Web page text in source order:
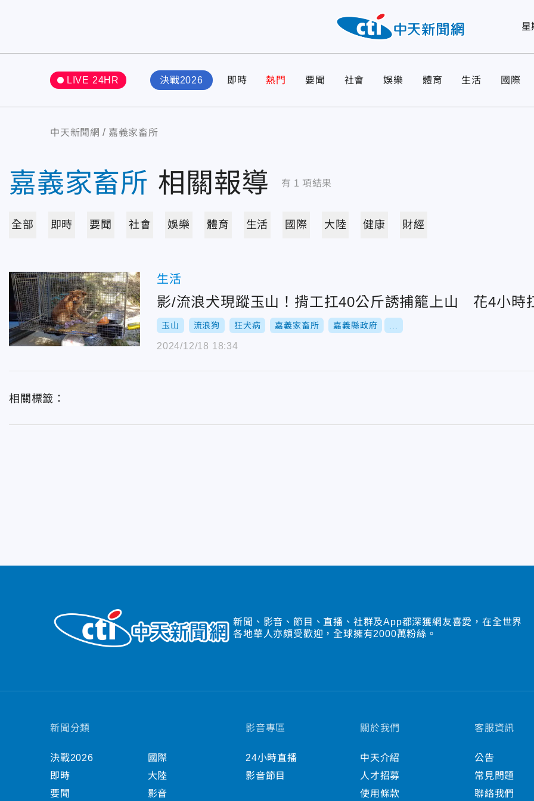
星
LIVE 24HR 決戰2026 即時 熱門 要聞 社會 娛樂 體育 生活 國際
中天新聞網 嘉義家畜所
嘉義家畜所 相關報導 有 1 項結果
全部 即時 要聞 社會 娛樂 體育 生活 國際 大陸 健康 財經
生活
影/流浪犬現蹤玉山！揹工扛40公斤誘捕籠上山 花4小時
玉山 流浪狗 狂犬病 嘉義家畜所 嘉義縣政府
2024/12/18 18:34
相關標籤：
新聞、影音、節目、直播、社群及App都深獲網友喜愛，在全世界
各地華人亦頗受歡迎，全球擁有2000萬粉絲。
新聞分類
決戰2026
即時
要聞
國際
大陸
影音
影音專區
24小時直播
影音節目
關於我們
中天介紹
人才招募
使用條款
客服資訊
公告
常見問題
聯絡我們